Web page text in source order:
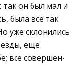
так он был мал и
была всё так
уже склонились
ещё
всё совершен­